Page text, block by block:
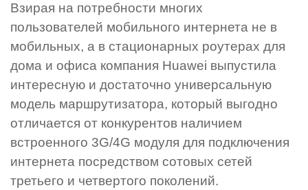
Взирая на потребности многих
пользователей мобильного интернета не в
мобильных, а в стационарных роутерах для
дома и офиса компания Huawei выпустила
интересную и достаточно универсальную
модель маршрутизатора, который выгодно
отличается от конкурентов наличием
встроенного 3G/4G модуля для подключения
интернета посредством сотовых сетей
третьего и четвертого поколений.